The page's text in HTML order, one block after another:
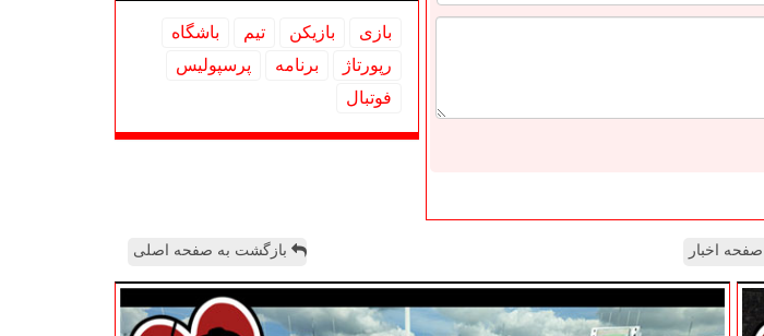
بازی بازیكن تیم
باشگاه
رپورتاژ
برنامه
پرسپولیس
فوتبال
صفحه اخبار بازگشت به صفحه اصلی